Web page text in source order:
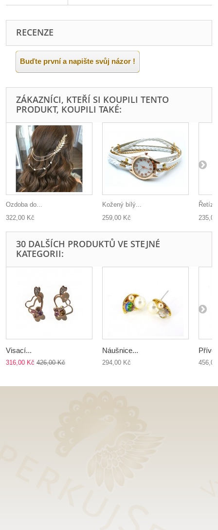
RECENZE
Buďte první a napište svůj názor !
ZÁKAZNÍCI, KTEŘÍ SI KOUPILI TENTO
PRODUKT, KOUPILI TAKÉ:
Ozdoba do...
322,00 Kč
Kožený bílý...
259,00 Kč
30 DALŠÍCH PRODUKTŮ VE STEJNÉ
KATEGORII:
Visací...
316,00 Kč 426,00 Kč
Náušnice...
294,00 Kč